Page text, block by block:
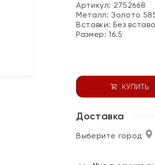
Артикул: 2752668
Металл:Золото
Вставки: Без
Размер:16.5
КУПИТЬ
Доставка
Выберите город